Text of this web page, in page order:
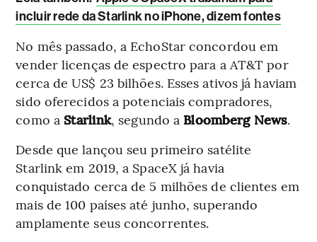
incluir rede da Starlink no iPhone, dizem fontes
No mês passado, a EchoStar concordou em
vender licenças de espectro para a AT&T por
cerca de US$ 23 bilhões. Esses ativos já haviam
sido oferecidos a potenciais compradores,
como a Starlink, segundo a Bloomberg News.
Desde que lançou seu primeiro satélite
Starlink em 2019, a SpaceX já havia
conquistado cerca de 5 milhões de clientes em
mais de 100 países até junho, superando
amplamente seus concorrentes.